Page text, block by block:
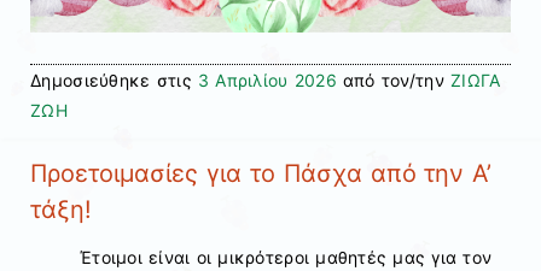
Δημοσιεύθηκε στις 3 Απριλίου 2026 από τον/την ΖΙΩΓΑ
ΖΩΗ
Προετοιμασίες για το Πάσχα από την Α’
τάξη!
Έτοιμοι είναι οι μικρότεροι μαθητές μας για τον